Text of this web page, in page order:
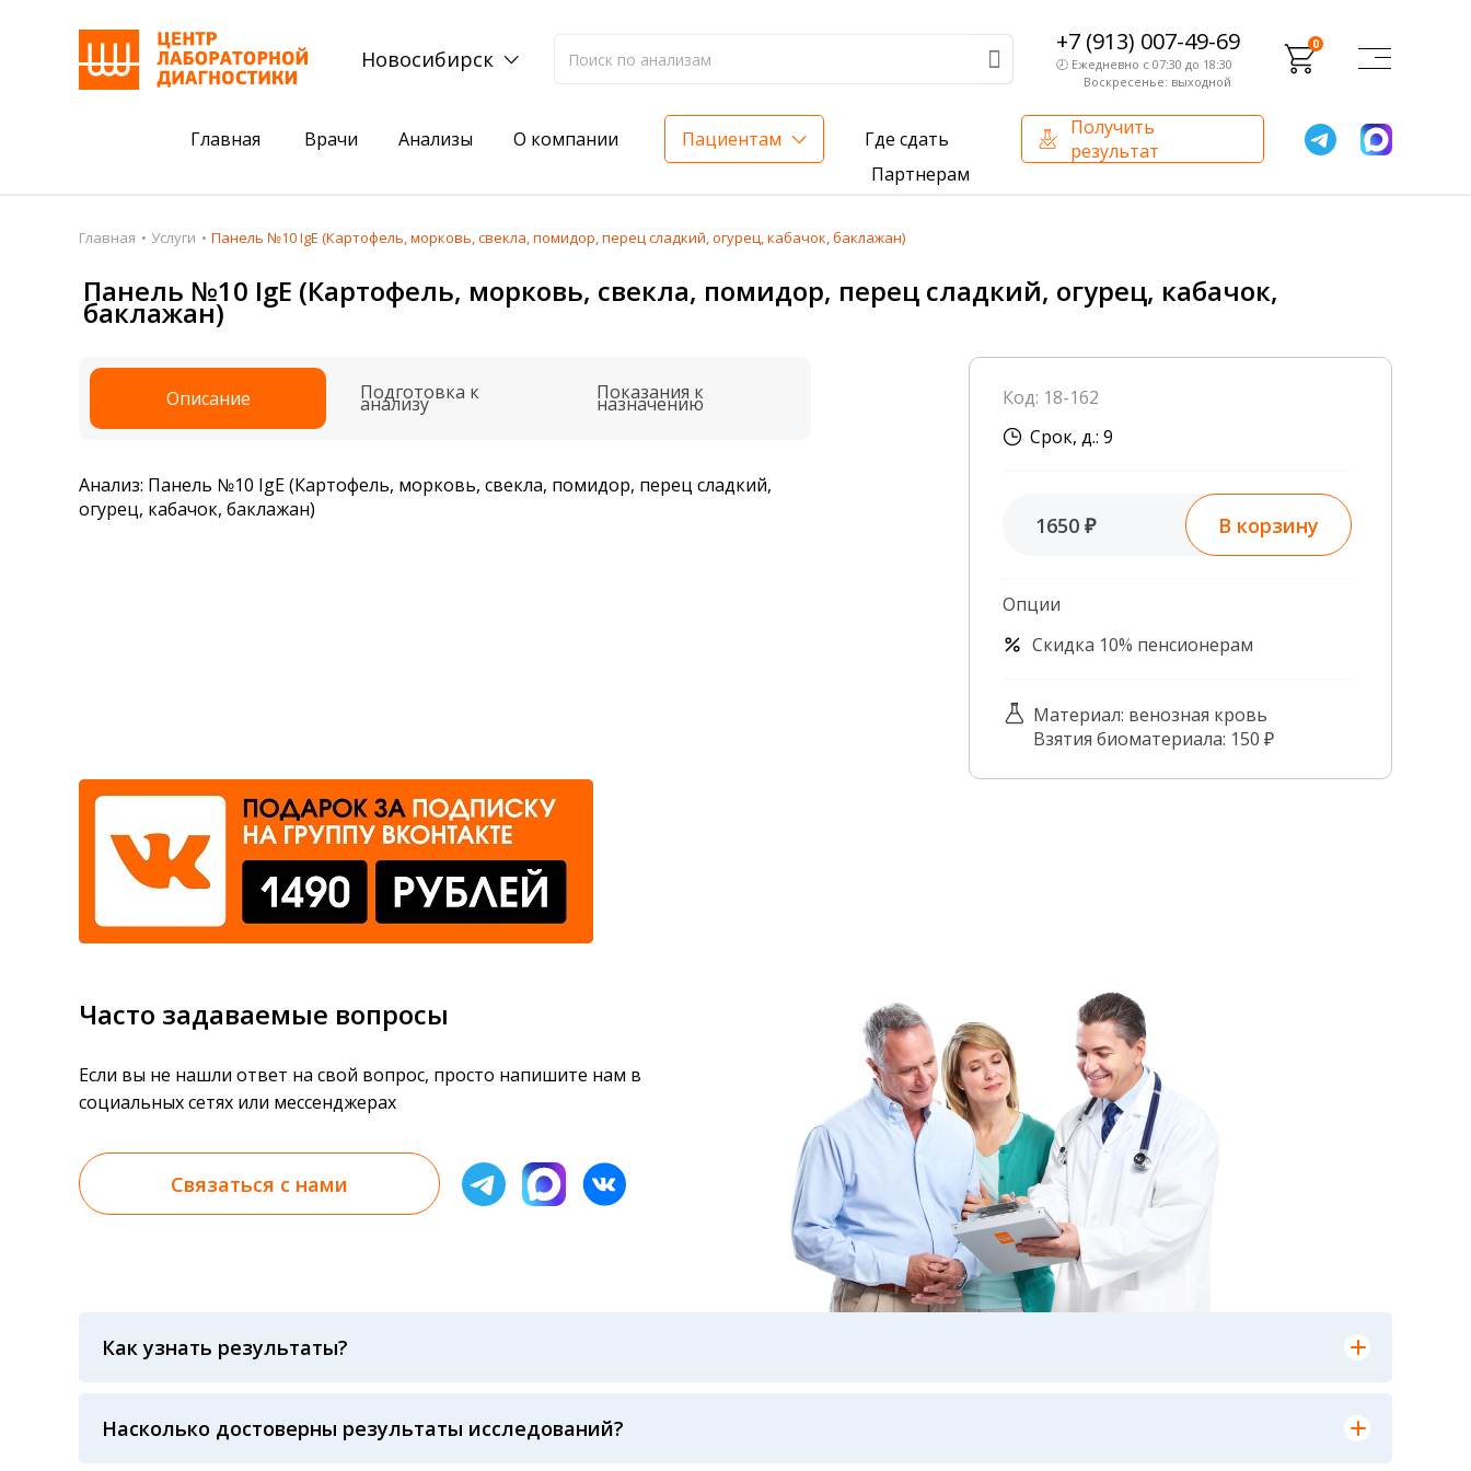
Новосибирск
+7 (913) 007-49-69
🕗 Ежедневно с 07:30 до 18:30
Воскресенье: выходной
0
Главная Врачи Анализы О компании Пациентам
Где сдать
Партнерам
Получить
результат
Пациентам
Акции
Анализы
Подготовка к анализам
Получить результаты
Налоговый вычет
Где сдать
Акции
Комплексный анализ на жирорастворимые витамины — всего 3 999 ₽
Сертификаты и лицензии
О компании
Внутренний аудит
База знаний
Контроль качества
Главная Услуги Панель №10 IgE (Картофель, морковь, свекла, помидор, перец сладкий, огурец, кабачок, баклажан)
Панель №10 IgE (Картофель, морковь, свекла, помидор, перец сладкий, огурец, кабачок,
баклажан)
Описание Подготовка к
анализу Показания к
назначению
Анализ: Панель №10 IgE (Картофель, морковь, свекла, помидор, перец сладкий,
огурец, кабачок, баклажан)
Код: 18-162
Срок, д.: 9
1650 ₽ В корзину
Опции
Скидка 10% пенсионерам
Материал: венозная кровь
Взятия биоматериала: 150 ₽
Часто задаваемые вопросы
Если вы не нашли ответ на свой вопрос, просто напишите нам в
социальных сетях или мессенджерах
Связаться с нами
Как узнать результаты?
анализов при предъявлении паспорта или чека об оплате
Насколько достоверны результаты исследований?
Гарантия качества лабораторных тестов обеспечивается соблюдением международных стандартов выполнения лабораторных исследований и